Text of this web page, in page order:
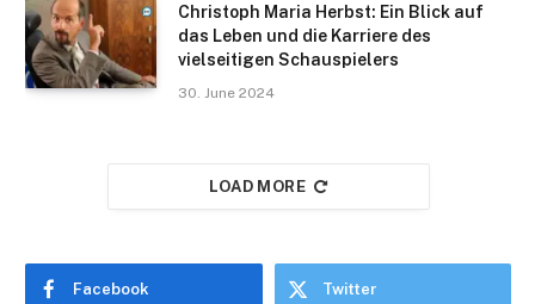
Christoph Maria Herbst: Ein Blick auf
das Leben und die Karriere des
vielseitigen Schauspielers
30. June 2024
LOAD MORE
Facebook Twitter